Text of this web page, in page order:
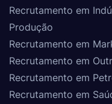
Recrutamento em
Produção
Recrutamento em
Recrutamento em
Recrutamento em
Recrutamento em